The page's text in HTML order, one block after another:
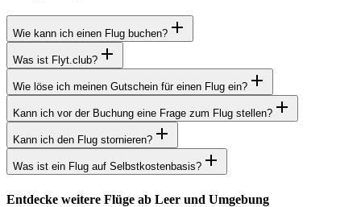
Wie kann ich einen Flug buchen?
Was ist Flyt.club?
Wie löse ich meinen Gutschein für einen Flug ein?
Kann ich vor der Buchung eine Frage zum Flug stellen?
Kann ich den Flug stornieren?
Was ist ein Flug auf Selbstkostenbasis?
Entdecke weitere Flüge ab Leer und Umgebung